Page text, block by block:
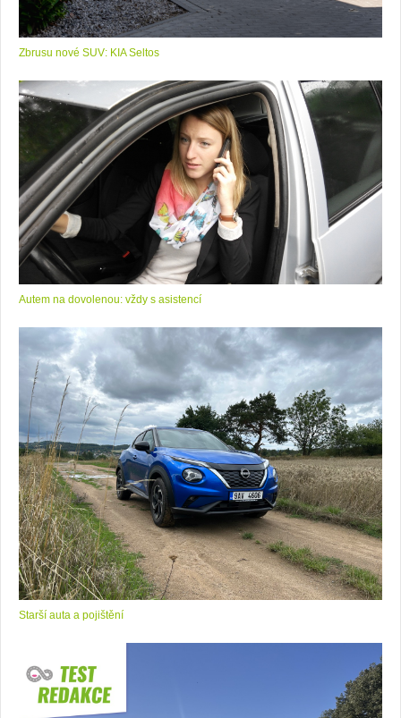
Zbrusu nové SUV: KIA Seltos
Autem na dovolenou: vždy s asistencí
Starší auta a pojištění